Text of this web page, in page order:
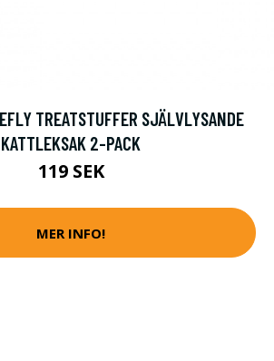
TREATSTUFFER SJÄLVLYSANDE
KATTLEKSAK 2-PACK
119 SEK
MER INFO!